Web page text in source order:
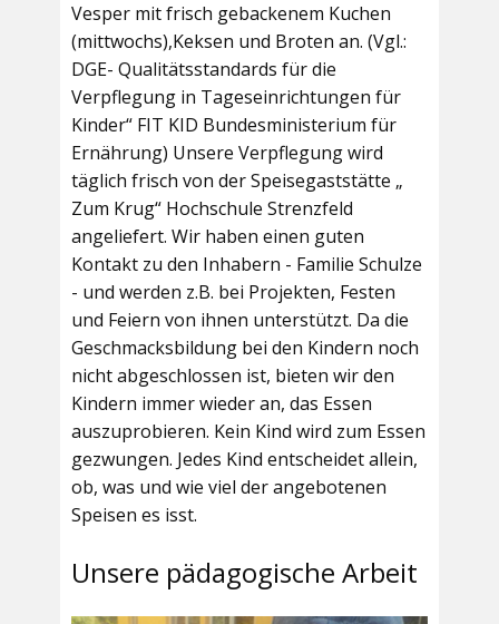
Vesper mit frisch gebackenem Kuchen
(mittwochs),Keksen und Broten an. (Vgl.:
DGE- Qualitätsstandards für die
Verpflegung in Tageseinrichtungen für
Kinder“ FIT KID Bundesministerium für
Ernährung) Unsere Verpflegung wird
täglich frisch von der Speisegaststätte „
Zum Krug“ Hochschule Strenzfeld
angeliefert. Wir haben einen guten
Kontakt zu den Inhabern - Familie Schulze
- und werden z.B. bei Projekten, Festen
und Feiern von ihnen unterstützt. Da die
Geschmacksbildung bei den Kindern noch
nicht abgeschlossen ist, bieten wir den
Kindern immer wieder an, das Essen
auszuprobieren. Kein Kind wird zum Essen
gezwungen. Jedes Kind entscheidet allein,
ob, was und wie viel der angebotenen
Speisen es isst.
Unsere pädagogische Arbeit